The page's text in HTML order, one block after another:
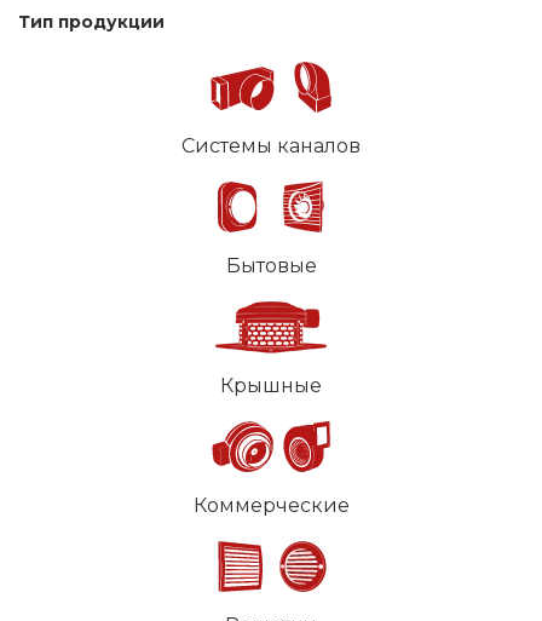
Тип продукции
Системы каналов
Бытовые
Крышные
Коммерческие